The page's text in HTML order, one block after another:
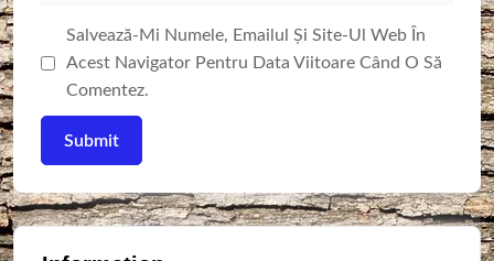
Salvează-Mi Numele, Emailul Și Site-Ul Web În
Acest Navigator Pentru Data Viitoare Când O Să
Comentez.